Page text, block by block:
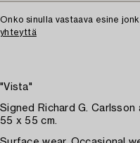
Onko sinulla vastaava esine
yhteyttä
"Vista"
Signed Richard G.
55 x 55 cm.